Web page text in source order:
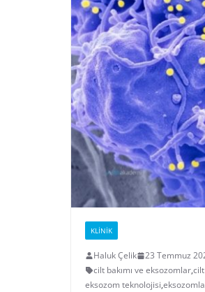
KLINIK
Haluk Çelik 23 Temmuz
cilt bakımı ve eksozomlar,
eksozom teknolojisi,